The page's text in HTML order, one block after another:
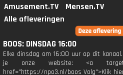
Amusement.TV
Mensen.TV
Alle afleveringen
BOOS: DINSDAG 16:00
Elke dinsdag om 16:00 uur op dit
je onze website: <a
href="https://npo3.nl/boos Volg">Klik